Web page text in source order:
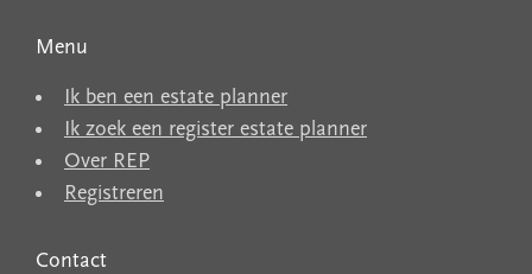
Menu
Ik ben een estate planner
Ik zoek een register estate planner
Over REP
Registreren
Contact